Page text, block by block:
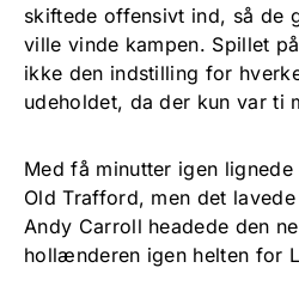
skiftede offensivt ind, så de
ville vinde kampen. Spillet
ikke den indstilling for
udeholdet, da der kun var ti
Med få minutter igen
Old Trafford, men det
Andy Carroll headede den
hollænderen igen helten for